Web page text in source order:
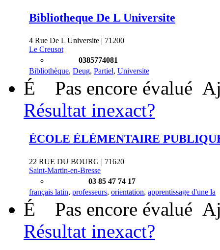
Bibliotheque De L Universite
4 Rue De L Universite | 71200
Le Creusot
0385774081
Bibliothèque, Deug, Partiel, Universite
É Pas encore évalué
Résultat inexact?
ÉCOLE ÉLÉMENTAIRE
22 RUE DU BOURG | 71620
Saint-Martin-en-Bresse
03 85 47 74 17
français latin, professeurs, orientation, apprentissage d'une la
É Pas encore évalué
Résultat inexact?